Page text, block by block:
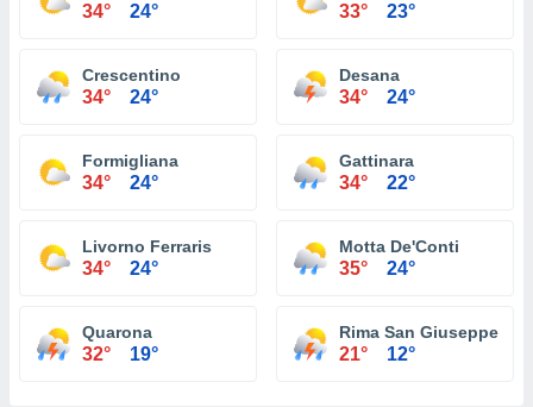
34° 24° 33° 23°
Crescentino
34° 24°
Desana
34° 24°
Formigliana
34° 24°
Gattinara
34° 22°
Livorno Ferraris
34° 24°
Motta De'Conti
35° 24°
Quarona
32° 19°
Rima San Giuseppe
21° 12°